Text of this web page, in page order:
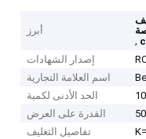
أبرز
,
إصدار الشهادات
اسم العلامة التجارية
الحد الأدنى لكمية
القدرة على العرض
تفاصيل التغليف